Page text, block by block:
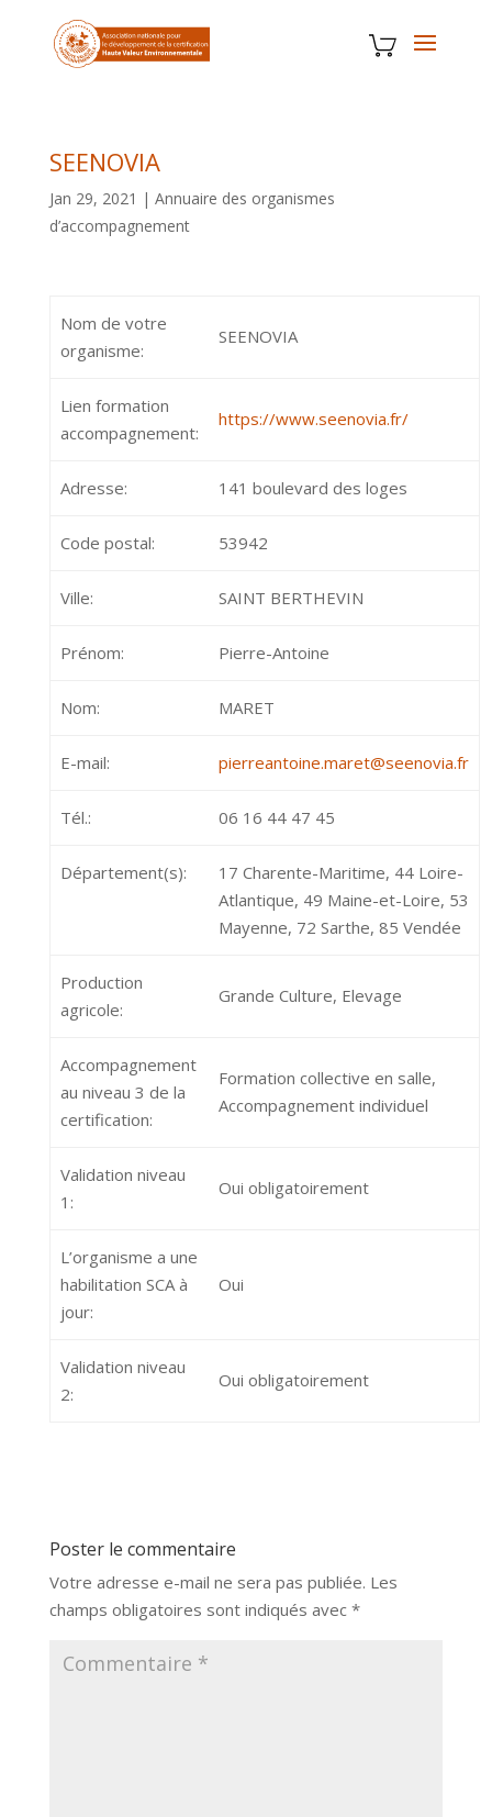
SEENOVIA
Jan 29, 2021 | Annuaire des organismes
d’accompagnement
Nom de votre
organisme:
SEENOVIA
Lien formation
accompagnement:
https://www.seenovia.fr/
Adresse: 141 boulevard des loges
Code postal: 53942
Ville: SAINT BERTHEVIN
Prénom: Pierre-Antoine
Nom: MARET
E-mail: pierreantoine.maret@seenovia.fr
Tél.: 06 16 44 47 45
Département(s):
17 Charente-Maritime, 44 Loire-
Atlantique, 49 Maine-et-Loire, 53
Mayenne, 72 Sarthe, 85 Vendée
Production
agricole:
Grande Culture, Elevage
Accompagnement
au niveau 3 de la
certification:
Formation collective en salle,
Accompagnement individuel
Validation niveau
1:
Oui obligatoirement
L’organisme a une
habilitation SCA à
jour:
Oui
Validation niveau
2:
Oui obligatoirement
Poster le commentaire
Votre adresse e-mail ne sera pas publiée. Les
champs obligatoires sont indiqués avec *